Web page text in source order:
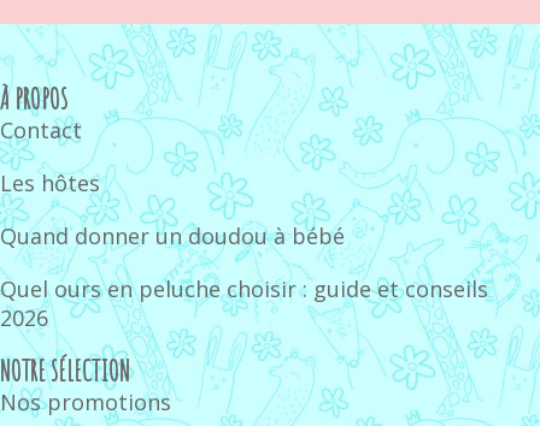
À PROPOS
Contact
Les hôtes
Quand donner un doudou à bébé
Quel ours en peluche choisir : guide et conseils
2026
NOTRE SÉLECTION
Nos promotions